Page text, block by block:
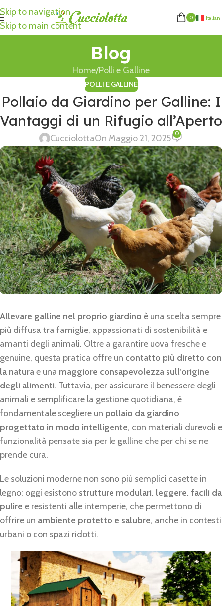
Skip to navigation
Skip to main content
0 Italian
Blog
Home Polli e Galline
POLLI E GALLINE
Pollaio da Giardino per Galline: I
Vantaggi di un Rifugio all’Aperto
CucciolottaOn Maggio 21, 2025 0
Allevare galline nel proprio giardino è una scelta sempre
più diffusa tra famiglie, appassionati di sostenibilità e
amanti degli animali. Oltre a garantire uova fresche e
genuine, questa pratica offre un contatto più diretto con
la naturae una maggiore consapevolezza sull’origine
degli alimenti. Tuttavia, per assicurare il benessere degli
animali e semplificare la gestione quotidiana, è
fondamentale scegliere un pollaio da giardino
progettato in modo intelligente, con materiali durevoli e
funzionalità pensate sia per le galline che per chi se ne
prende cura.
Le soluzioni moderne non sono più semplici casette in
legno: oggi esistono strutture modulari, leggere, facili da
pulire e resistenti alle intemperie, che permettono di
offrire un ambiente protetto e salubre, anche in contesti
urbani o con spazi ridotti.